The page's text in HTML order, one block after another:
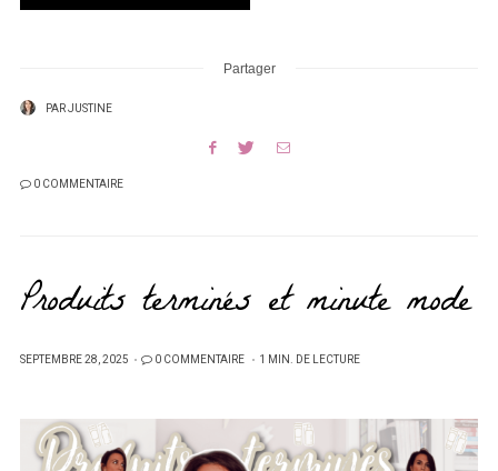
Partager
PARJUSTINE
0 COMMENTAIRE
Produits terminés et minute mode
PUBLIÉ
SEPTEMBRE 28, 2025 0 COMMENTAIRE 1 MIN. DE LECTURE